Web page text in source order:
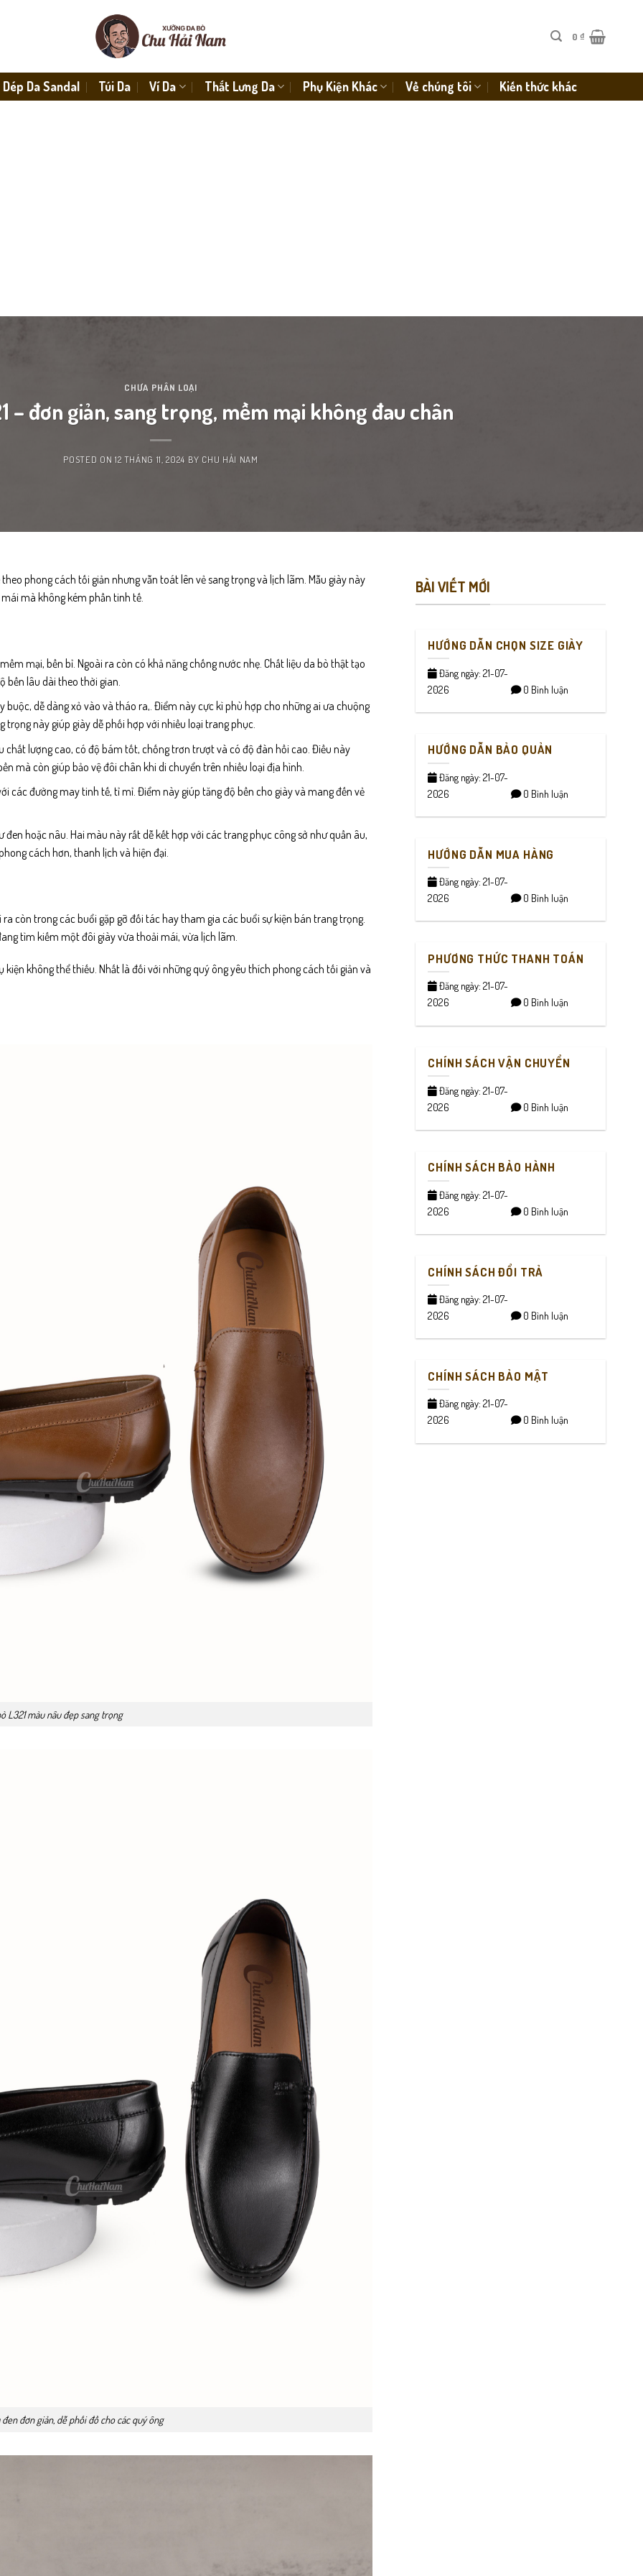
0 ₫
Dép Da Sandal Túi Da Ví Da Thắt Lưng Da Phụ Kiện Khác Về chúng tôi Kiến thức khác
CHƯA PHÂN LOẠI
– đơn giản, sang trọng, mềm mại không đau chân
POSTED ON 12 THÁNG 11, 2024 BY CHU HẢI NAM
phong cách tối giản nhưng vẫn toát lên vẻ sang trọng và lịch lãm. Mẫu giày này
mà không kém phần tinh tế.
mại, bền bỉ. Ngoài ra còn có khả năng chống nước nhẹ. Chất liệu da bò thật tạo
bền lâu dài theo thời gian.
buộc, dễ dàng xỏ vào và tháo ra,. Điểm này cực kì phù hợp cho những ai ưa chuộng
trọng này giúp giày dễ phối hợp với nhiều loại trang phục.
chất lượng cao, có độ bám tốt, chống trơn trượt và có độ đàn hồi cao. Điều này
mà còn giúp bảo vệ đôi chân khi di chuyển trên nhiều loại địa hình.
các đường may tinh tế, tỉ mỉ. Điểm này giúp tăng độ bền cho giày và mang đến vẻ
đen hoặc nâu. Hai màu này rất dễ kết hợp với các trang phục công sở như quần âu,
cách hơn, thanh lịch và hiện đại.
còn trong các buổi gặp gỡ đối tác hay tham gia các buổi sự kiện bán trang trọng.
tìm kiếm một đôi giày vừa thoải mái, vừa lịch lãm.
không thể thiếu. Nhất là đối với những quý ông yêu thích phong cách tối giản và
L321 màu nâu đẹp sang trọng
đen đơn giản, dễ phối đồ cho các quý ông
BÀI VIẾT MỚI
HƯỚNG DẪN CHỌN SIZE GIÀY
Đăng ngày: 21-07-
2026
0 Bình luận
HƯỚNG DẪN BẢO QUẢN
Đăng ngày: 21-07-
2026
0 Bình luận
HƯỚNG DẪN MUA HÀNG
Đăng ngày: 21-07-
2026
0 Bình luận
PHƯƠNG THỨC THANH TOÁN
Đăng ngày: 21-07-
2026
0 Bình luận
CHÍNH SÁCH VẬN CHUYỂN
Đăng ngày: 21-07-
2026
0 Bình luận
CHÍNH SÁCH BẢO HÀNH
Đăng ngày: 21-07-
2026
0 Bình luận
CHÍNH SÁCH ĐỔI TRẢ
Đăng ngày: 21-07-
2026
0 Bình luận
CHÍNH SÁCH BẢO MẬT
Đăng ngày: 21-07-
2026
0 Bình luận